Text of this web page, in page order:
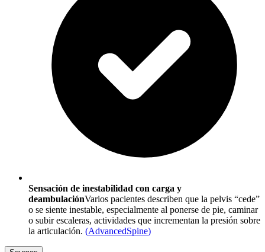
Sensación de inestabilidad con carga y
deambulaciónVarios pacientes describen que la pelvis “cede”
o se siente inestable, especialmente al ponerse de pie, caminar
o subir escaleras, actividades que incrementan la presión sobre
la articulación. (AdvancedSpine)